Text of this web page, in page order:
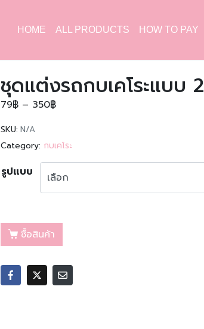
HOME ALL PRODUCTS HOW TO PAY
ชุดแต่งรถกบเคโระแบบ 2
79฿ – 350฿
SKU: N/A
Category: กบเคโระ
รูปแบบ
ซื้อสินค้า